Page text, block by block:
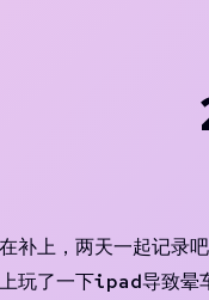
补上，两天一起记录
了一下ipad导致晕